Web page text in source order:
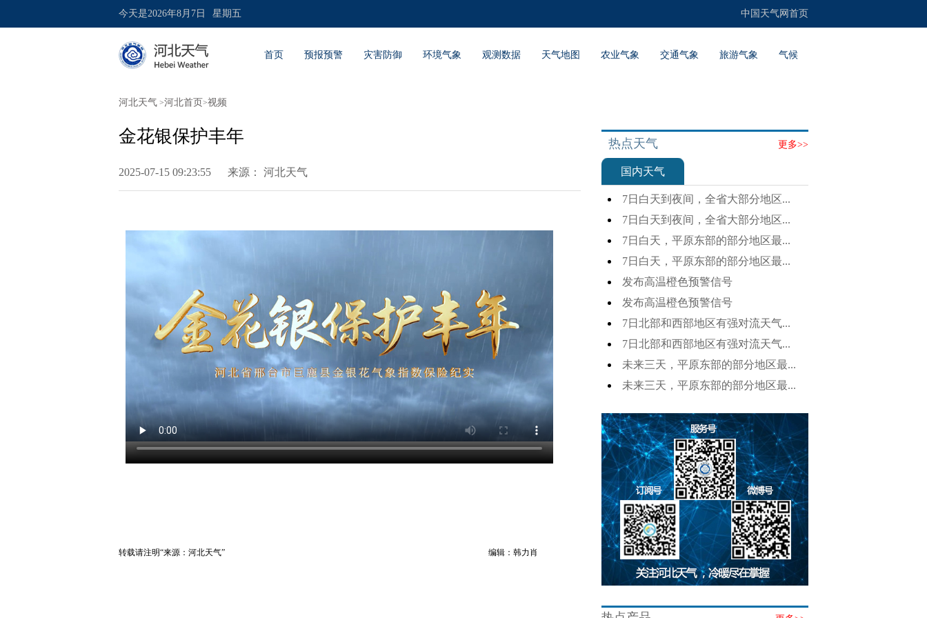
今天是2026年8月7日 星期五 中国天气网首页
首页 预报预警 灾害防御 环境气象 观测数据 天气地图 农业气象 交通气象 旅游气象 气候
河北天气 >河北首页 >视频
金花银保护丰年
2025-07-15 09:23:55 来源： 河北天气
编辑：韩力肖
转载请注明“来源：河北天气”
更多>>
热点天气
国内天气
7日白天到夜间，全省大部分地区...
7日白天到夜间，全省大部分地区...
7日白天，平原东部的部分地区最...
7日白天，平原东部的部分地区最...
发布高温橙色预警信号
发布高温橙色预警信号
7日北部和西部地区有强对流天气...
7日北部和西部地区有强对流天气...
未来三天，平原东部的部分地区最...
未来三天，平原东部的部分地区最...